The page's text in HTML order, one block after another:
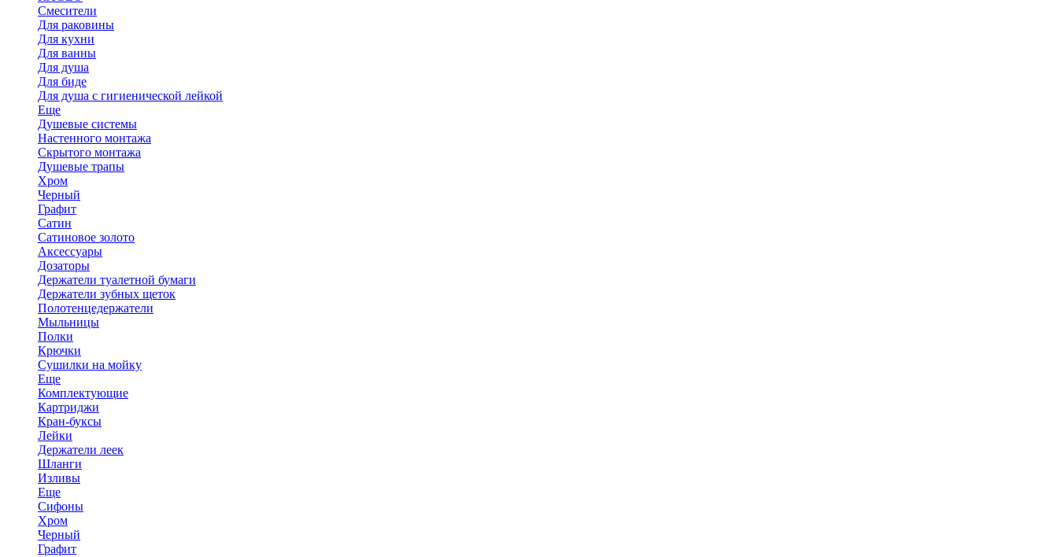
Смесители
Для раковины
Для кухни
Для ванны
Для душа
Для биде
Для душа с гигиенической лейкой
Еще
Душевые системы
Настенного монтажа
Скрытого монтажа
Душевые трапы
Хром
Черный
Графит
Сатин
Сатиновое золото
Аксессуары
Дозаторы
Держатели туалетной бумаги
Держатели зубных щеток
Полотенцедержатели
Мыльницы
Полки
Крючки
Сушилки на мойку
Еще
Комплектующие
Картриджи
Кран-буксы
Лейки
Держатели леек
Шланги
Изливы
Еще
Сифоны
Хром
Черный
Графит